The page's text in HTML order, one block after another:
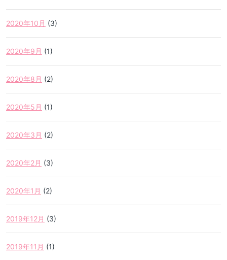
2020年10月 (3)
2020年9月 (1)
2020年8月 (2)
2020年5月 (1)
2020年3月 (2)
2020年2月 (3)
2020年1月 (2)
2019年12月 (3)
2019年11月 (1)